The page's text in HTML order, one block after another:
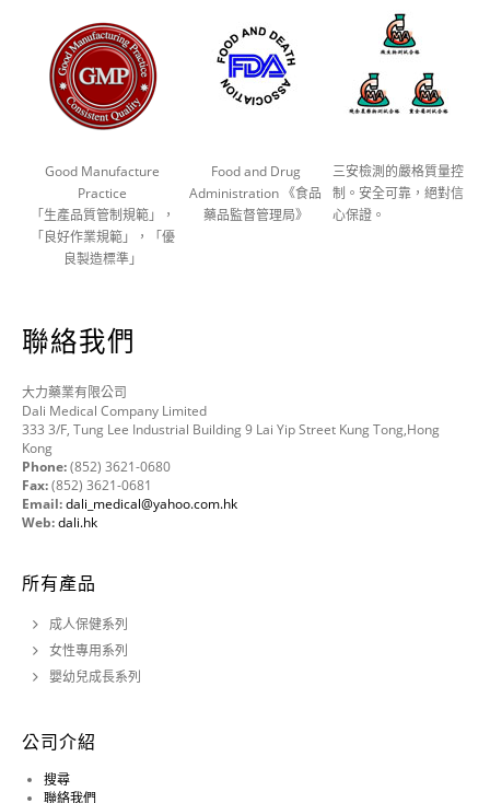
Good Manufacture
Practice
「生產品質管制規範」，
「良好作業規範」，「優
良製造標準」
Food and Drug
Administration 《食品
藥品監督管理局》
三安檢測的嚴格質量控
制。安全可靠，絕對信
心保證。
聯絡我們
大力藥業有限公司
Dali Medical Company Limited
333 3/F, Tung Lee Industrial Building 9 Lai Yip Street Kung Tong,Hong
Kong
Phone:(852) 3621-0680
Fax:(852) 3621-0681
Email:dali_medical@yahoo.com.hk
Web:dali.hk
所有產品
成人保健系列
女性專用系列
嬰幼兒成長系列
公司介紹
搜尋
聯絡我們